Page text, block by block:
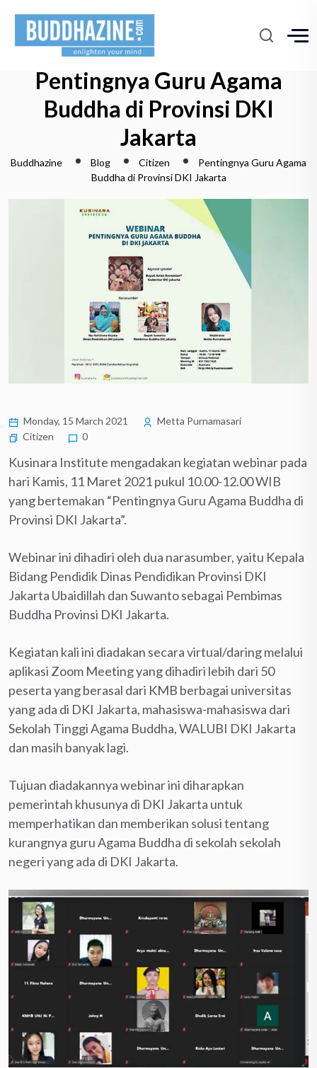
Pentingnya Guru Agama
Buddha di Provinsi DKI
Jakarta
Buddhazine Blog Citizen
Pentingnya Guru Agama
Buddha di Provinsi DKI Jakarta
Monday, 15 March 2021
Metta Purnamasari
Citizen
0
Kusinara Institute mengadakan kegiatan webinar pada
hari Kamis, 11 Maret 2021 pukul 10.00-12.00 WIB
yang bertemakan “Pentingnya Guru Agama Buddha di
Provinsi DKI Jakarta”.
Webinar ini dihadiri oleh dua narasumber, yaitu Kepala
Bidang Pendidik Dinas Pendidikan Provinsi DKI
Jakarta Ubaidillah dan Suwanto sebagai Pembimas
Buddha Provinsi DKI Jakarta.
Kegiatan kali ini diadakan secara virtual/daring melalui
aplikasi Zoom Meeting yang dihadiri lebih dari 50
peserta yang berasal dari KMB berbagai universitas
yang ada di DKI Jakarta, mahasiswa-mahasiswa dari
Sekolah Tinggi Agama Buddha, WALUBI DKI Jakarta
dan masih banyak lagi.
Tujuan diadakannya webinar ini diharapkan
pemerintah khusunya di DKI Jakarta untuk
memperhatikan dan memberikan solusi tentang
kurangnya guru Agama Buddha di sekolah sekolah
negeri yang ada di DKI Jakarta.